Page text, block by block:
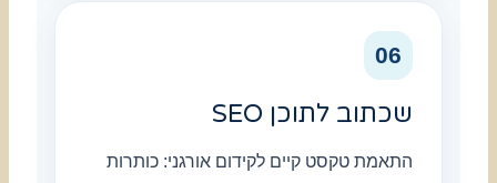
06
שכתוב לתוכן SEO
התאמת טקסט קיים לקידום אורגני: כותרות